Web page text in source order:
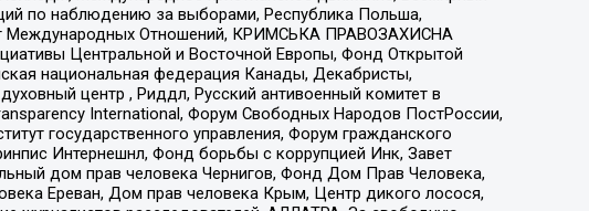
по наблюдению за выборами, Республика Польша,
Международных Отношений, КРИМСЬКА ПРАВОЗАХИСНА
Центральной и Восточной Европы, Фонд Открытой
национальная федерация Канады, Декабристы,
центр , Риддл, Русский антивоенный комитет в
International, Форум Свободных Народов ПостРоссии,
государственного управления, Форум гражданского
Интернешнл, Фонд борьбы с коррупцией Инк, Завет
дом прав человека Чернигов, Фонд Дом Прав Человека,
Ереван, Дом прав человека Крым, Центр дикого лосося,